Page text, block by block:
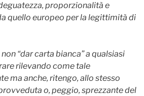
proporzionalità e
quello europeo per la legittimità di
“dar carta bianca” a qualsiasi
rilevando come tale
ma anche, ritengo, allo stesso
o, peggio, sprezzante del